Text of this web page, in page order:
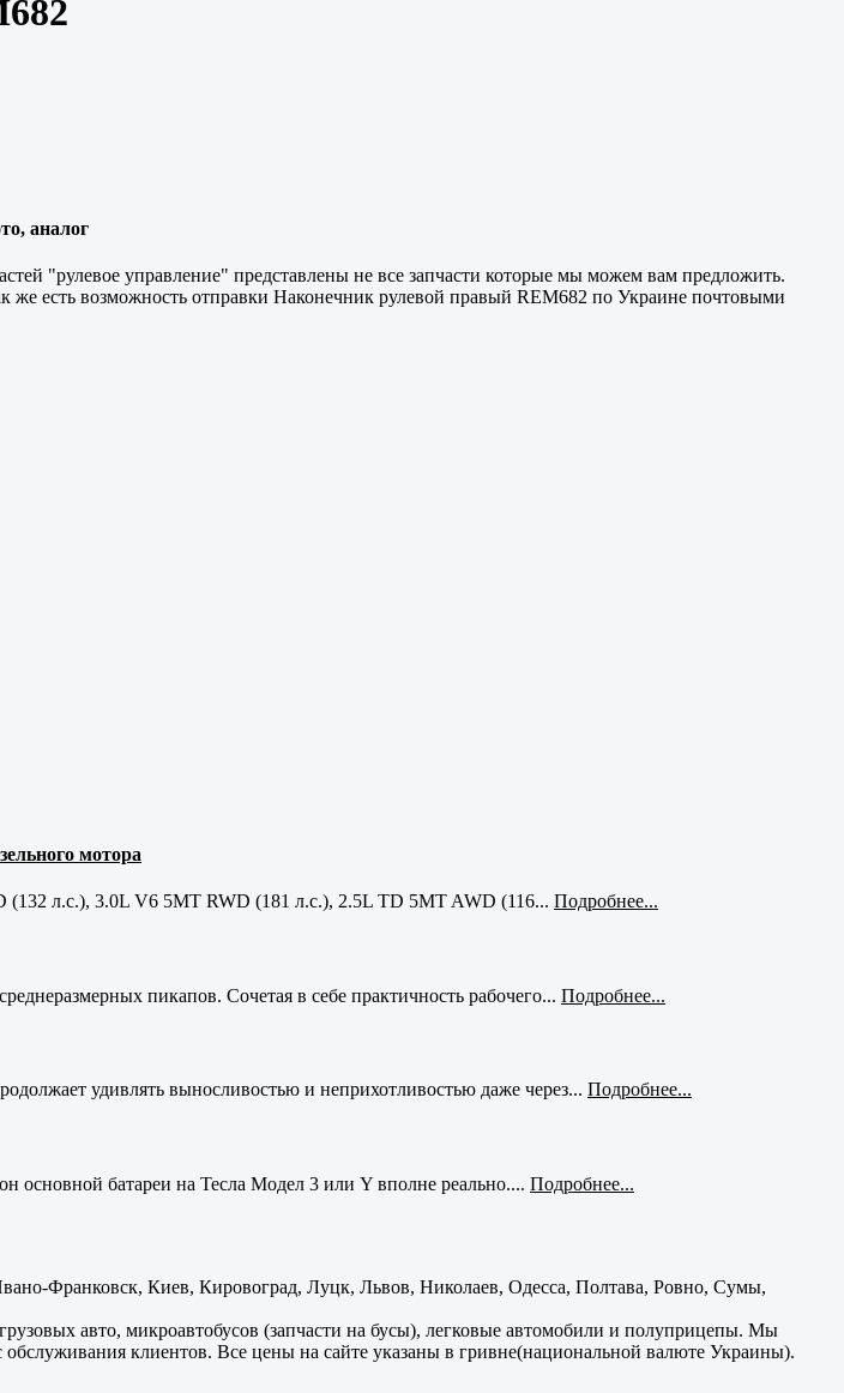
аналог
"рулевое управление" представлены не все запчасти которые мы можем вам предложить.
же есть возможность отправки Наконечник рулевой правый REM682 по Украине почтовыми
мотора
л.с.), 3.0L V6 5MT RWD (181 л.с.), 2.5L TD 5MT AWD (116... Подробнее...
пикапов. Сочетая в себе практичность рабочего... Подробнее...
удивлять выносливостью и неприхотливостью даже через... Подробнее...
основной батареи на Тесла Модел 3 или Y вполне реально.... Подробнее...
Франковск, Киев, Кировоград, Луцк, Львов, Николаев, Одесса, Полтава, Ровно, Сумы,
авто, микроавтобусов (запчасти на бусы), легковые автомобили и полуприцепы. Мы
клиентов. Все цены на сайте указаны в гривне(национальной валюте Украины).